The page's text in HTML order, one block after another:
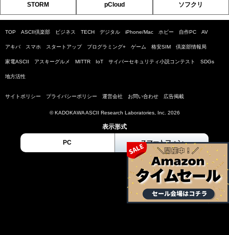
STORM pCloud ソフクリ
TOP ASCII倶楽部 ビジネス TECH デジタル iPhone/Mac ホビー 自作PC AV
アキバ スマホ スタートアップ プログラミング+ ゲーム 格安SIM 倶楽部情報局
家電ASCII アスキーグルメ MITTR IoT サイバーセキュリティ小説コンテスト SDGs
地方活性
サイトポリシー プライバシーポリシー 運営会社 お問い合わせ 広告掲載
© KADOKAWA ASCII Research Laboratories, Inc. 2026
表示形式
PC スマートフォン